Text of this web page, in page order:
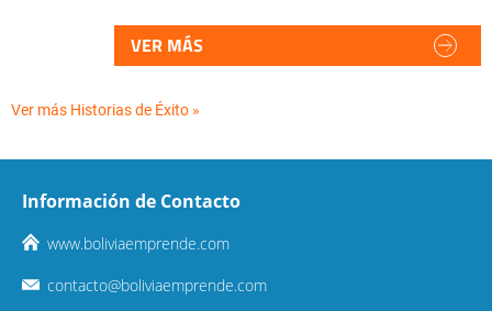
VER MÁS
Ver más Historias de Éxito »
Información de Contacto
www.boliviaemprende.com
contacto@boliviaemprende.com